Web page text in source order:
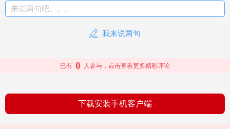
来说两句吧。。。
我来说两句
已有 0 人参与，点击查看更多精彩评论
下载安装手机客户端